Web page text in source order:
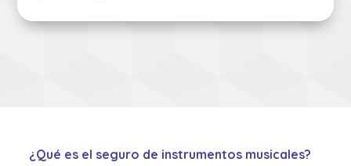
¿Qué es el seguro de instrumentos musicales?